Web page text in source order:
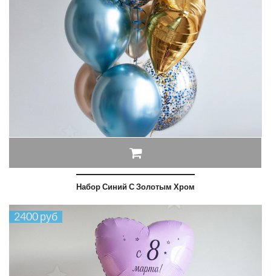
Набор Синий С Золотым Хром
2400 руб